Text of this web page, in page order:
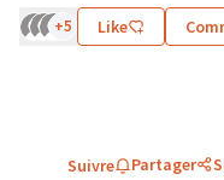
+5 Like
Suivre Partager